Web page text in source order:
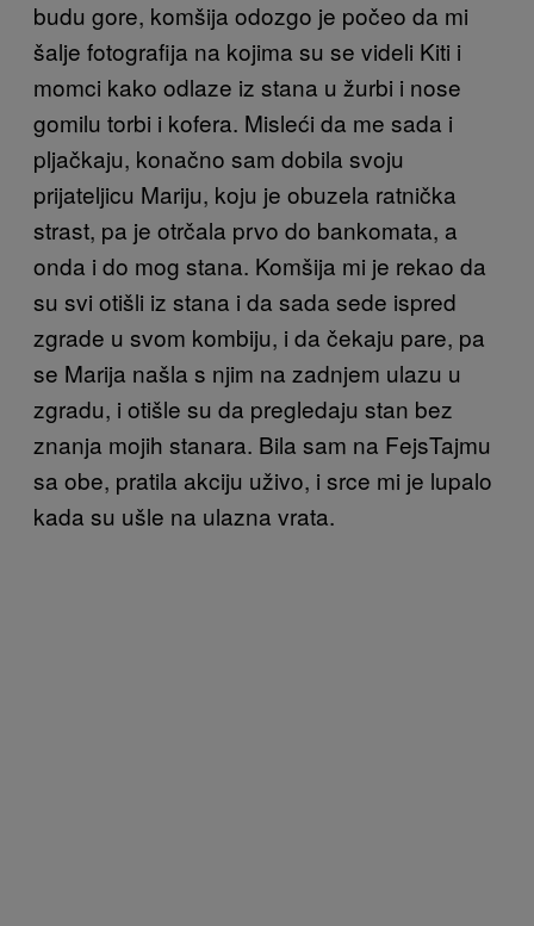
budu gore, komšija odozgo je počeo da mi
šalje fotografija na kojima su se videli Kiti i
momci kako odlaze iz stana u žurbi i nose
gomilu torbi i kofera. Misleći da me sada i
pljačkaju, konačno sam dobila svoju
prijateljicu Mariju, koju je obuzela ratnička
strast, pa je otrčala prvo do bankomata, a
onda i do mog stana. Komšija mi je rekao da
su svi otišli iz stana i da sada sede ispred
zgrade u svom kombiju, i da čekaju pare, pa
se Marija našla s njim na zadnjem ulazu u
zgradu, i otišle su da pregledaju stan bez
znanja mojih stanara. Bila sam na FejsTajmu
sa obe, pratila akciju uživo, i srce mi je lupalo
kada su ušle na ulazna vrata.